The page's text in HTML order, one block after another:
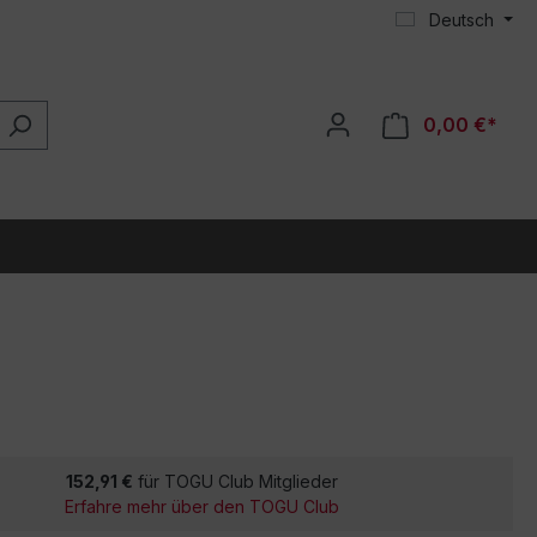
Deutsch
0,00 €*
152,91 € für TOGU Club Mitglieder
Erfahre mehr über den TOGU Club